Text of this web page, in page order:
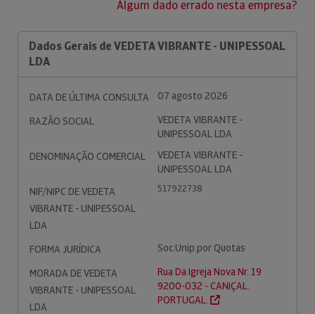
Algum dado errado nesta empresa?
Dados Gerais de VEDETA VIBRANTE - UNIPESSOAL
LDA
DATA DE ÚLTIMA CONSULTA
07 agosto 2026
RAZÃO SOCIAL
VEDETA VIBRANTE -
UNIPESSOAL LDA
DENOMINAÇÃO COMERCIAL
VEDETA VIBRANTE -
UNIPESSOAL LDA
NIF/NIPC DE VEDETA
VIBRANTE - UNIPESSOAL
LDA
517922738
FORMA JURÍDICA
Soc.Unip.por Quotas
MORADA DE VEDETA
VIBRANTE - UNIPESSOAL
LDA
Rua Da Igreja Nova Nr. 19
9200-032 - CANIÇAL.
PORTUGAL.